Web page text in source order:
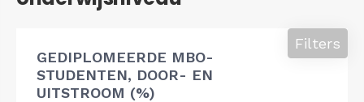
GEDIPLOMEERDE MBO-
STUDENTEN, DOOR- EN
UITSTROOM (%)
Filters